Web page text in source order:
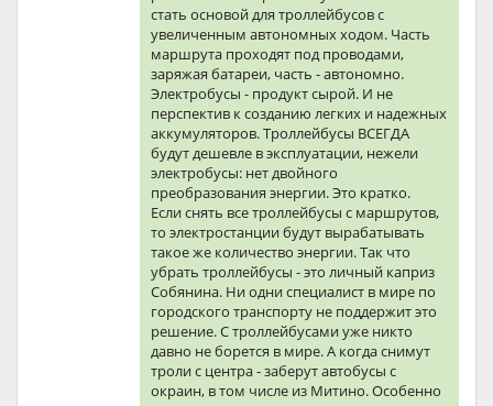
стать основой для троллейбусов с
увеличенным автономных ходом. Часть
маршрута проходят под проводами,
заряжая батареи, часть - автономно.
Электробусы - продукт сырой. И не
перспектив к созданию легких и надежных
аккумуляторов. Троллейбусы ВСЕГДА
будут дешевле в эксплуатации, нежели
электробусы: нет двойного
преобразования энергии. Это кратко.
Если снять все троллейбусы с маршрутов,
то электростанции будут вырабатывать
такое же количество энергии. Так что
убрать троллейбусы - это личный каприз
Собянина. Ни одни специалист в мире по
городского транспорту не поддержит это
решение. С троллейбусами уже никто
давно не борется в мире. А когда снимут
троли с центра - заберут автобусы с
окраин, в том числе из Митино. Особенно